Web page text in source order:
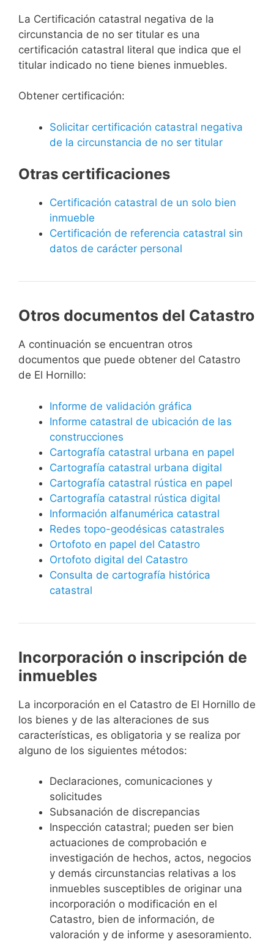
La Certificación catastral negativa de la
circunstancia de no ser titular es una
certificación catastral literal que indica que el
titular indicado no tiene bienes inmuebles.
Obtener certificación:
Solicitar certificación catastral negativa
de la circunstancia de no ser titular
Otras certificaciones
Certificación catastral de un solo bien
inmueble
Certificación de referencia catastral sin
datos de carácter personal
Otros documentos del Catastro
A continuación se encuentran otros
documentos que puede obtener del Catastro
de El Hornillo:
Informe de validación gráfica
Informe catastral de ubicación de las
construcciones
Cartografía catastral urbana en papel
Cartografía catastral urbana digital
Cartografía catastral rústica en papel
Cartografía catastral rústica digital
Información alfanumérica catastral
Redes topo-geodésicas catastrales
Ortofoto en papel del Catastro
Ortofoto digital del Catastro
Consulta de cartografía histórica
catastral
Incorporación o inscripción de
inmuebles
La incorporación en el Catastro de El Hornillo de
los bienes y de las alteraciones de sus
características, es obligatoria y se realiza por
alguno de los siguientes métodos:
Declaraciones, comunicaciones y
solicitudes
Subsanación de discrepancias
Inspección catastral; pueden ser bien
actuaciones de comprobación e
investigación de hechos, actos, negocios
y demás circunstancias relativas a los
inmuebles susceptibles de originar una
incorporación o modificación en el
Catastro, bien de información, de
valoración y de informe y asesoramiento.